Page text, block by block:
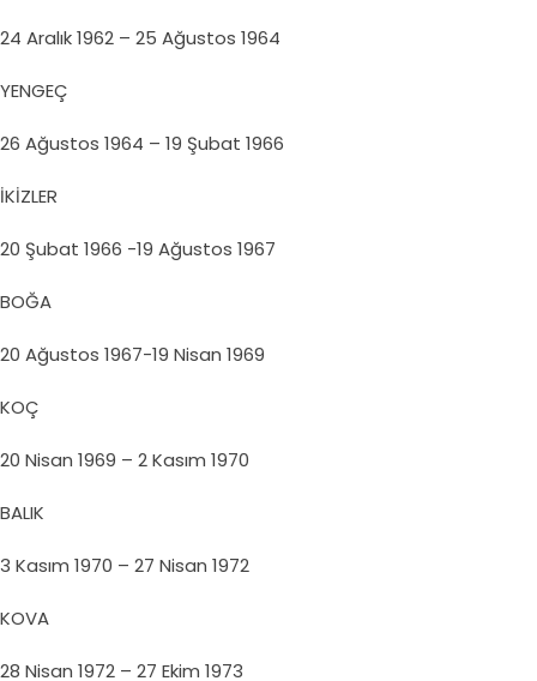
24 Aralık 1962 – 25 Ağustos 1964
YENGEÇ
26 Ağustos 1964 – 19 Şubat 1966
İKİZLER
20 Şubat 1966 -19 Ağustos 1967
BOĞA
20 Ağustos 1967-19 Nisan 1969
KOÇ
20 Nisan 1969 – 2 Kasım 1970
BALIK
3 Kasım 1970 – 27 Nisan 1972
KOVA
28 Nisan 1972 – 27 Ekim 1973